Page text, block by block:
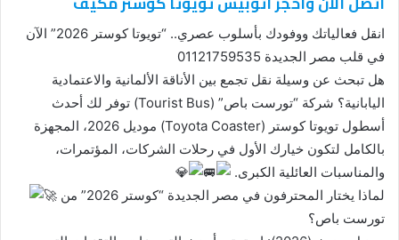
انقل فعالياتك ووفودك بأسلوب عصري.. “تويوتا كوستر 2026” الآن
في قلب مصر الجديدة 01121759535
هل تبحث عن وسيلة نقل تجمع بين الأناقة الألمانية والاعتمادية
اليابانية؟ شركة “تورست باص” (Tourist Bus) توفر لك أحدث
أسطول تويوتا كوستر (Toyota Coaster) موديل 2026، المجهزة
بالكامل لتكون خيارك الأول في رحلات الشركات، المؤتمرات،
والمناسبات العائلية الكبرى.
تورست باص؟